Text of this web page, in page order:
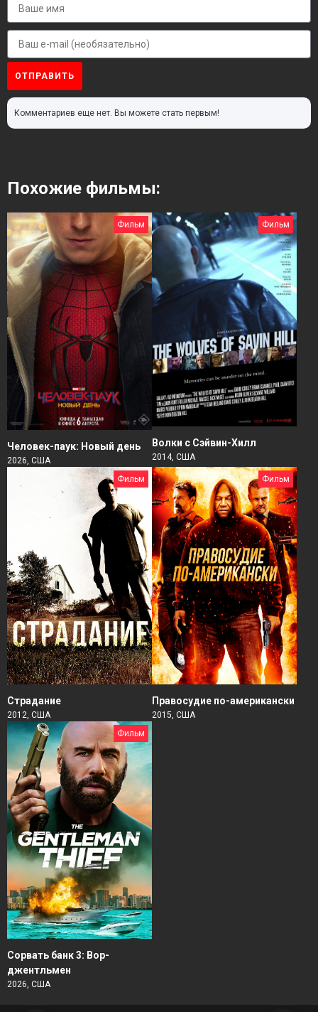
ОТПРАВИТЬ
Комментариев еще нет. Вы можете стать первым!
Похожие фильмы:
Фильм
Человек-паук: Новый день
2026, США
Фильм
Волки с Сэйвин-Хилл
2014, США
Фильм
Страдание
2012, США
Фильм
Правосудие по-американски
2015, США
Фильм
Сорвать банк 3: Вор-
джентльмен
2026, США